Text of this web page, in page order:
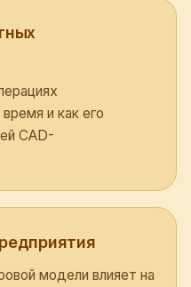
и как его
CAD-
модели влияет на